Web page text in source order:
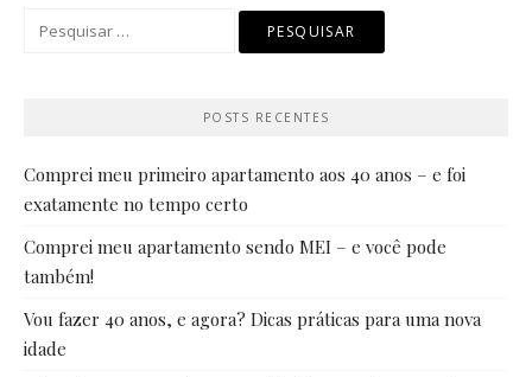
POSTS RECENTES
Comprei meu primeiro apartamento aos 40 anos – e foi
exatamente no tempo certo
Comprei meu apartamento sendo MEI – e você pode
também!
Vou fazer 40 anos, e agora? Dicas práticas para uma nova
idade